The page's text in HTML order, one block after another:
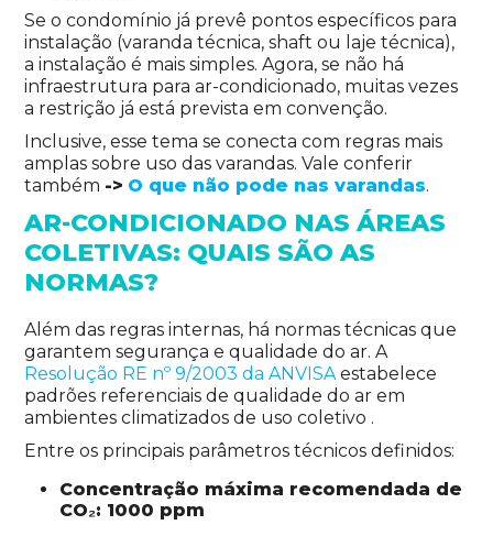
Se o condomínio já prevê pontos específicos para
instalação (varanda técnica, shaft ou laje técnica),
a instalação é mais simples. Agora, se não há
infraestrutura para ar-condicionado, muitas vezes
a restrição já está prevista em convenção.
Inclusive, esse tema se conecta com regras mais
amplas sobre uso das varandas. Vale conferir
também -> O que não pode nas varandas.
AR-CONDICIONADO NAS ÁREAS
COLETIVAS: QUAIS SÃO AS
NORMAS?
Além das regras internas, há normas técnicas que
garantem segurança e qualidade do ar. A
Resolução RE nº 9/2003 da ANVISAestabelece
padrões referenciais de qualidade do ar em
ambientes climatizados de uso coletivo .
Entre os principais parâmetros técnicos definidos:
Concentração máxima recomendada de
CO₂: 1000 ppm